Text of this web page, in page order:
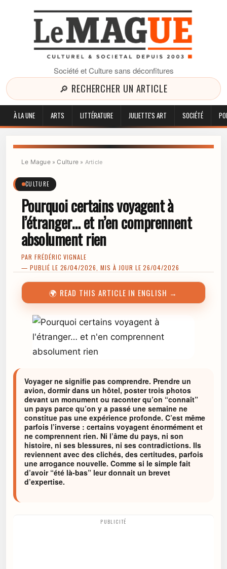
Société et Culture sans déconfitures
🔎 RECHERCHER UN ARTICLE
À LA UNE ARTS LITTÉRATURE JULIETTE'S ART SOCIÉTÉ
Le Mague»Culture» Article
CULTURE
Pourquoi certains voyagent à
l’étranger… et n’en comprennent
absolument rien
PAR FRÉDÉRIC VIGNALE
— PUBLIÉ LE 26/04/2026, MIS À JOUR LE 26/04/2026
🌍 READ THIS ARTICLE IN ENGLISH →
Voyager ne signifie pas comprendre. Prendre un
avion, dormir dans un hôtel, poster trois photos
devant un monument ou raconter qu’on “connaît”
un pays parce qu’on y a passé une semaine ne
constitue pas une expérience profonde. C’est même
parfois l’inverse : certains voyagent énormément et
ne comprennent rien. Ni l’âme du pays, ni son
histoire, ni ses blessures, ni ses contradictions. Ils
reviennent avec des clichés, des certitudes, parfois
une arrogance nouvelle. Comme si le simple fait
d’avoir “été là-bas” leur donnait un brevet
d’expertise.
PUBLICITÉ